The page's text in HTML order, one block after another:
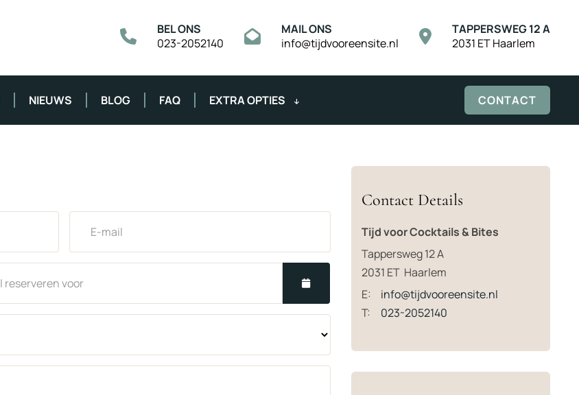
BEL ONS
023-2052140
MAIL ONS
info@tijdvooreensite.nl
TAPPERSWEG 12 A
2031 ET Haarlem
NIEUWS BLOG FAQ EXTRA OPTIES CONTACT
Contact Details
Tijd voor Cocktails & Bites
Tappersweg 12 A
2031 ET Haarlem
E:
info@tijdvooreensite.nl
T:
023-2052140